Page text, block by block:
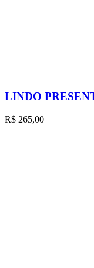
LINDO
R$ 265,00